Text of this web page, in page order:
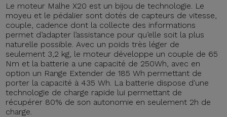
Le moteur Malhe X20 est un bijou de technologie. Le
moyeu et le pédalier sont dotés de capteurs de vitesse,
couple, cadence dont la collecte des informations
permet d’adapter l’assistance pour qu’elle soit la plus
naturelle possible. Avec un poids très léger de
seulement 3,2 kg, le moteur développe un couple de 65
Nm et la batterie a une capacité de 250Wh, avec en
option un Range Extender de 185 Wh permettant de
porter la capacité à 435 Wh. La batterie dispose d'une
technologie de charge rapide lui permettant de
récupérer 80% de son autonomie en seulement 2h de
charge.